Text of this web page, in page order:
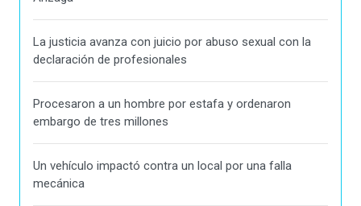
La justicia avanza con juicio por abuso sexual con la
declaración de profesionales
Procesaron a un hombre por estafa y ordenaron
embargo de tres millones
Un vehículo impactó contra un local por una falla
mecánica